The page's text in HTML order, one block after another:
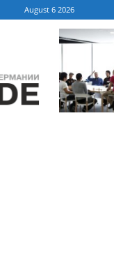
August 6 2026